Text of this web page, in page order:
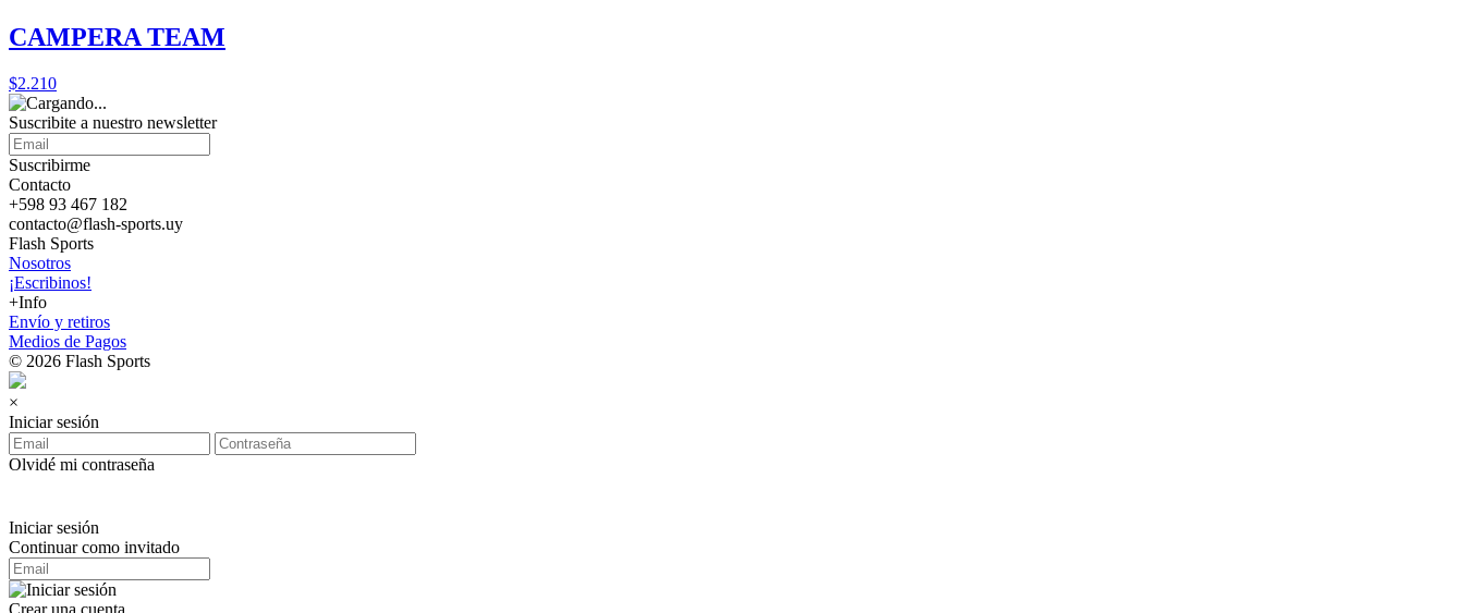
CAMPERA TEAM
$2.210
Suscribite a nuestro newsletter
Suscribirme
Contacto
+598 93 467 182
contacto@flash-sports.uy
Flash Sports
Nosotros
¡Escribinos!
+Info
Envío y retiros
Medios de Pagos
© 2026 Flash Sports
×
Iniciar sesión
Olvidé mi contraseña
Iniciar sesión
Continuar como invitado
Crear una cuenta